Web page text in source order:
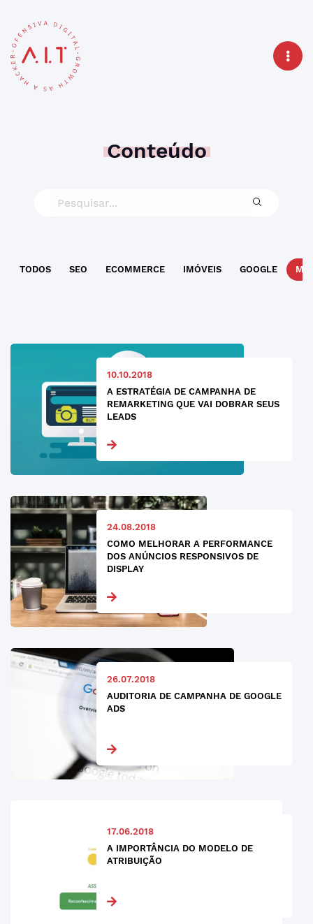
Conteúdo
TODOS SEO ECOMMERCE IMÓVEIS GOOGLE
10.10.2018
A ESTRATÉGIA DE CAMPANHA DE
REMARKETING QUE VAI DOBRAR SEUS
LEADS
24.08.2018
COMO MELHORAR A PERFORMANCE
DOS ANÚNCIOS RESPONSIVOS DE
DISPLAY
26.07.2018
AUDITORIA DE CAMPANHA DE GOOGLE
ADS
17.06.2018
A IMPORTÂNCIA DO MODELO DE
ATRIBUIÇÃO